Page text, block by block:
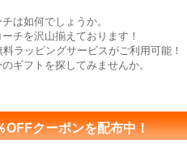
は如何でしょうか。
チを沢山揃えております！
ラッピングサービスがご利用可能！
ギフトを探してみませんか。
OFFクーポンを配布中！